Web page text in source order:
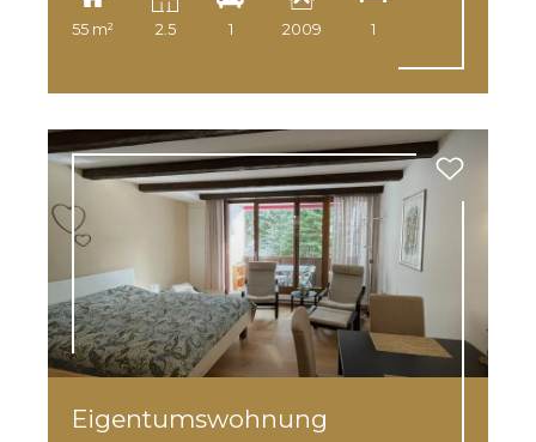
55 m² 2.5 1 2009 1
Eigentumswohnung